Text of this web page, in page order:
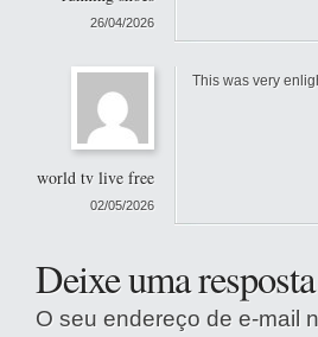
26/04/2026
world tv live free
02/05/2026
This was very
Deixe uma resposta
O seu endereço de e-mail